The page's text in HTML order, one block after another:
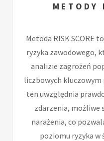
METODY
Metoda RISK SCORE
ryzyka zawodowego,
analizie zagrożeń
liczbowych
ten uwzględnia
zdarzenia,
narażenia, co
poziomu ryzyka w